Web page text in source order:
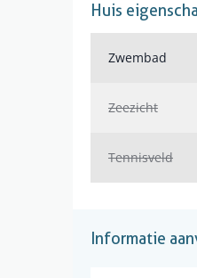
Huis
Zwembad
Zeezicht
Tennisveld
Informatie